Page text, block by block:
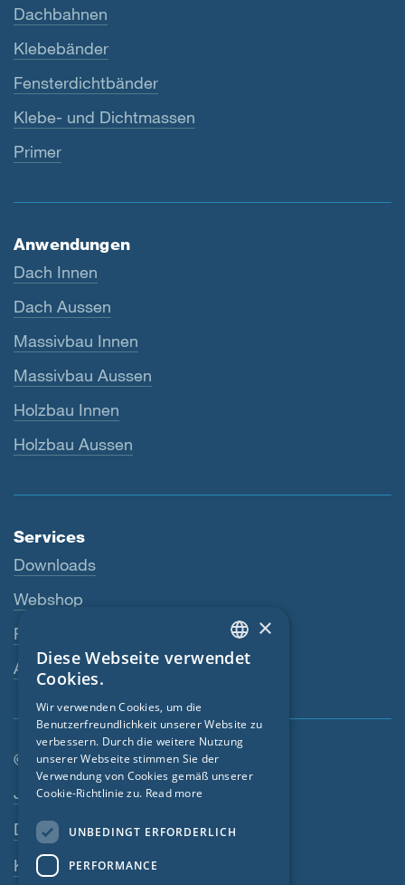
Dachbahnen
Klebebänder
Fensterdichtbänder
Klebe- und Dichtmassen
Primer
Anwendungen
Dach Innen
Dach Aussen
Massivbau Innen
Massivbau Aussen
Holzbau Innen
Holzbau Aussen
Services
Downloads
Webshop
Fachhändler
Ansprechperson
© SIGA 2026
Footer-Navigation
Jobs
Datenschutz
Kontakt
ENGLISH
FRENCH
CZECH
×
Diese Webseite verwendet
Cookies.
Wir verwenden Cookies, um die
Benutzerfreundlichkeit unserer Website zu
verbessern. Durch die weitere Nutzung
unserer Webseite stimmen Sie der
Verwendung von Cookies gemäß unserer
Cookie-Richtlinie zu. Read more
UNBEDINGT ERFORDERLICH
PERFORMANCE